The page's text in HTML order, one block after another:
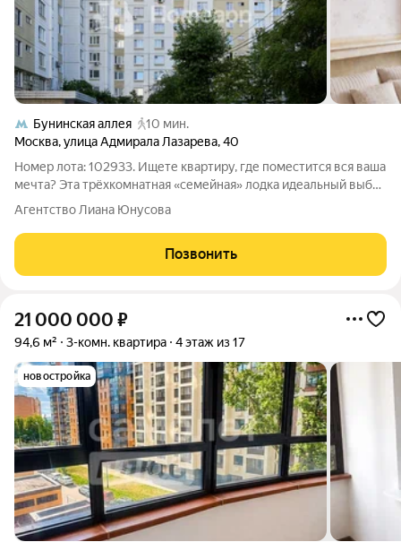
Бунинская аллея
10 мин.
Москва,улица Адмирала Лазарева,40
Номер лота: 102933. Ищете квартиру, где поместится вся ваша
мечта? Эта трёхкомнатная «семейная» лодка идеальный выбор
для тех, кто ценит личное пространство, тишину и солнце.
Никаких компромиссов только качество жизни в лучших
традициях Москвы.
Агентство Лиана Юнусова
Позвонить
21 000 000 ₽
94,6 м² 3-комн. квартира 4 этаж из 17
новостройка